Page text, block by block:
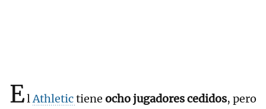
ElAthletictiene ocho jugadores cedidos, pero